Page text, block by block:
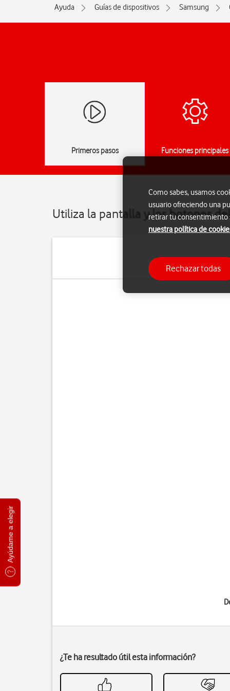
Ayúdame a elegir
Ayuda Guías de dispositivos Samsung
Primeros pasos Funciones principales
Utiliza la pantalla y los botones
¿Te ha resultado útil esta información?
Como sabes, usamos
usuario ofreciendo una
retirar tu consentimiento
nuestra política de
Rechazar todas